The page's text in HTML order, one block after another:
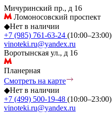
Мичуринский пр., д 16
Ломоносовский проспект
◆Нет в наличии
+7 (985) 761-63-24 (10:00–23:00)
vinoteki.ru@yandex.ru
Воротынская ул., д 16
Планерная
Смотреть на карте
◆Нет в наличии
+7 (499) 500-19-48 (10:00–23:00)
vinoteki.ru@yandex.ru